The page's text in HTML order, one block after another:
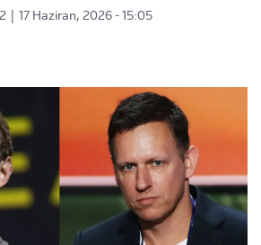
17 Haziran, 2026 - 15:05